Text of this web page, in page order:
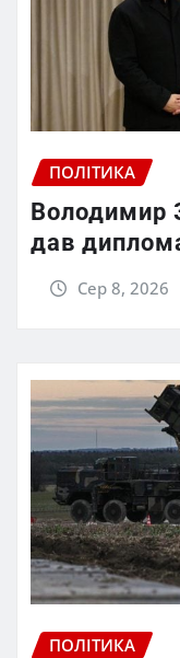
ПОЛІТИКА
Володимир
дав
Сер 8, 2026
ПОЛІТИКА